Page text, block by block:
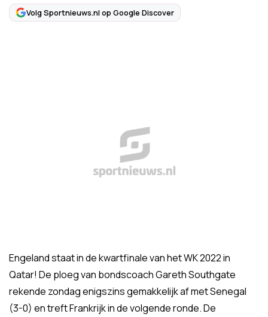
Volg Sportnieuws.nl op Google Discover
Engeland staat in de kwartfinale van het WK 2022 in
Qatar! De ploeg van bondscoach Gareth Southgate
rekende zondag enigszins gemakkelijk af met Senegal
(3-0) en treft Frankrijk in de volgende ronde. De